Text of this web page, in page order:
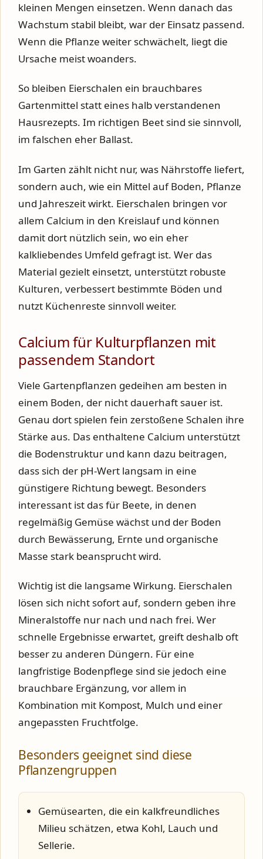
kleinen Mengen einsetzen. Wenn danach das
Wachstum stabil bleibt, war der Einsatz passend.
Wenn die Pflanze weiter schwächelt, liegt die
Ursache meist woanders.
So bleiben Eierschalen ein brauchbares
Gartenmittel statt eines halb verstandenen
Hausrezepts. Im richtigen Beet sind sie sinnvoll,
im falschen eher Ballast.
Im Garten zählt nicht nur, was Nährstoffe liefert,
sondern auch, wie ein Mittel auf Boden, Pflanze
und Jahreszeit wirkt. Eierschalen bringen vor
allem Calcium in den Kreislauf und können
damit dort nützlich sein, wo ein eher
kalkliebendes Umfeld gefragt ist. Wer das
Material gezielt einsetzt, unterstützt robuste
Kulturen, verbessert bestimmte Böden und
nutzt Küchenreste sinnvoll weiter.
Calcium für Kulturpflanzen mit
passendem Standort
Viele Gartenpflanzen gedeihen am besten in
einem Boden, der nicht dauerhaft sauer ist.
Genau dort spielen fein zerstoßene Schalen ihre
Stärke aus. Das enthaltene Calcium unterstützt
die Bodenstruktur und kann dazu beitragen,
dass sich der pH-Wert langsam in eine
günstigere Richtung bewegt. Besonders
interessant ist das für Beete, in denen
regelmäßig Gemüse wächst und der Boden
durch Bewässerung, Ernte und organische
Masse stark beansprucht wird.
Wichtig ist die langsame Wirkung. Eierschalen
lösen sich nicht sofort auf, sondern geben ihre
Mineralstoffe nur nach und nach frei. Wer
schnelle Ergebnisse erwartet, greift deshalb oft
besser zu anderen Düngern. Für eine
langfristige Bodenpflege sind sie jedoch eine
brauchbare Ergänzung, vor allem in
Kombination mit Kompost, Mulch und einer
angepassten Fruchtfolge.
Besonders geeignet sind diese
Pflanzengruppen
Gemüsearten, die ein kalkfreundliches
Milieu schätzen, etwa Kohl, Lauch und
Sellerie.